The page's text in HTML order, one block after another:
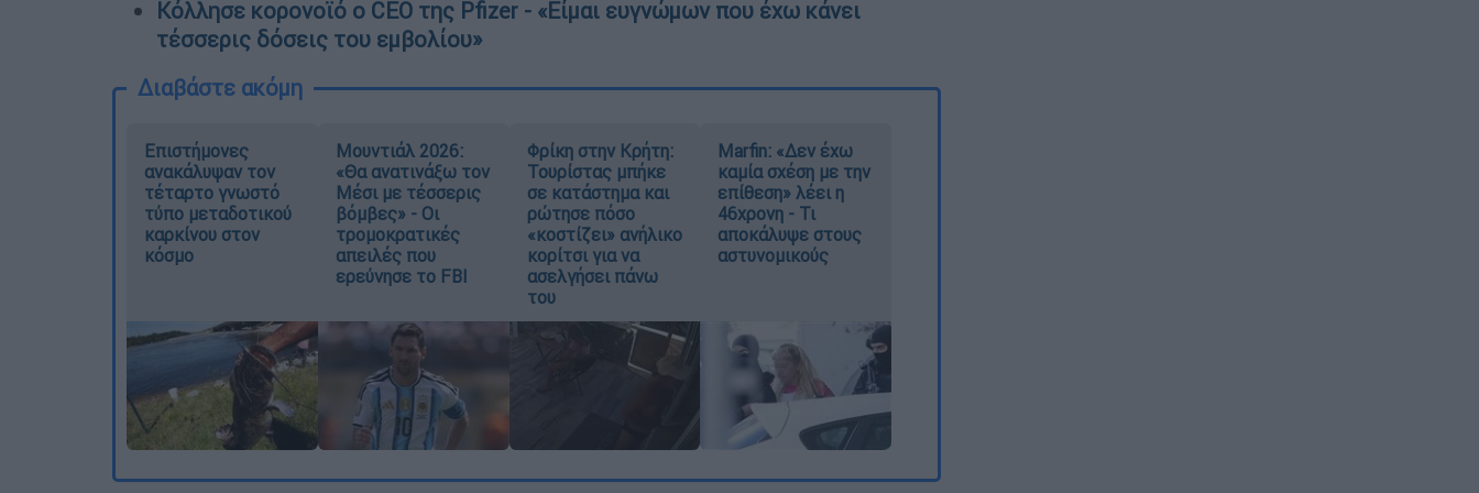
Κόλλησε κορονοϊό ο CEO της Pfizer - «Είμαι ευγνώμων που έχω κάνει
τέσσερις δόσεις του εμβολίου»
Διαβάστε ακόμη
Επιστήμονες
ανακάλυψαν τον
τέταρτο γνωστό
τύπο μεταδοτικού
καρκίνου στον
κόσμο
Μουντιάλ 2026:
«Θα ανατινάξω τον
Μέσι με τέσσερις
βόμβες» - Οι
τρομοκρατικές
απειλές που
ερεύνησε το FBI
Φρίκη στην Κρήτη:
Τουρίστας μπήκε
σε κατάστημα και
ρώτησε πόσο
«κοστίζει» ανήλικο
κορίτσι για να
ασελγήσει πάνω
του
Marfin: «Δεν έχω
καμία σχέση με την
επίθεση» λέει η
46χρονη - Τι
αποκάλυψε στους
αστυνομικούς